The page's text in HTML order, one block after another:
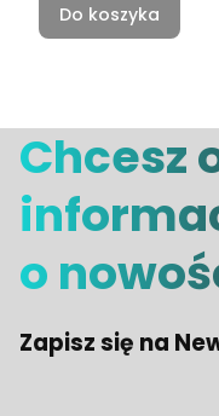
Do koszyka
Chcesz
o
Zapisz się na